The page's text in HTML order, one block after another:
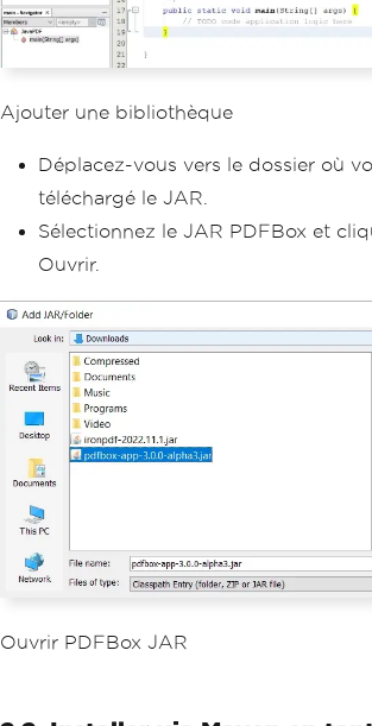
Ajouter une bibliothèque
Déplacez-vous vers le dossier où
téléchargé le JAR.
Sélectionnez le JAR PDFBox et
Ouvrir.
Ouvrir PDFBox JAR